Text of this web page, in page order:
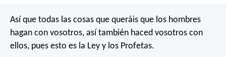
Así que todas las cosas que queráis que los hombres
hagan con vosotros, así también haced vosotros con
ellos, pues esto es la Ley y los Profetas.